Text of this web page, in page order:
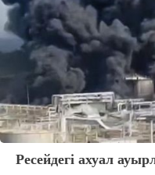
Ресейдегі ахуал